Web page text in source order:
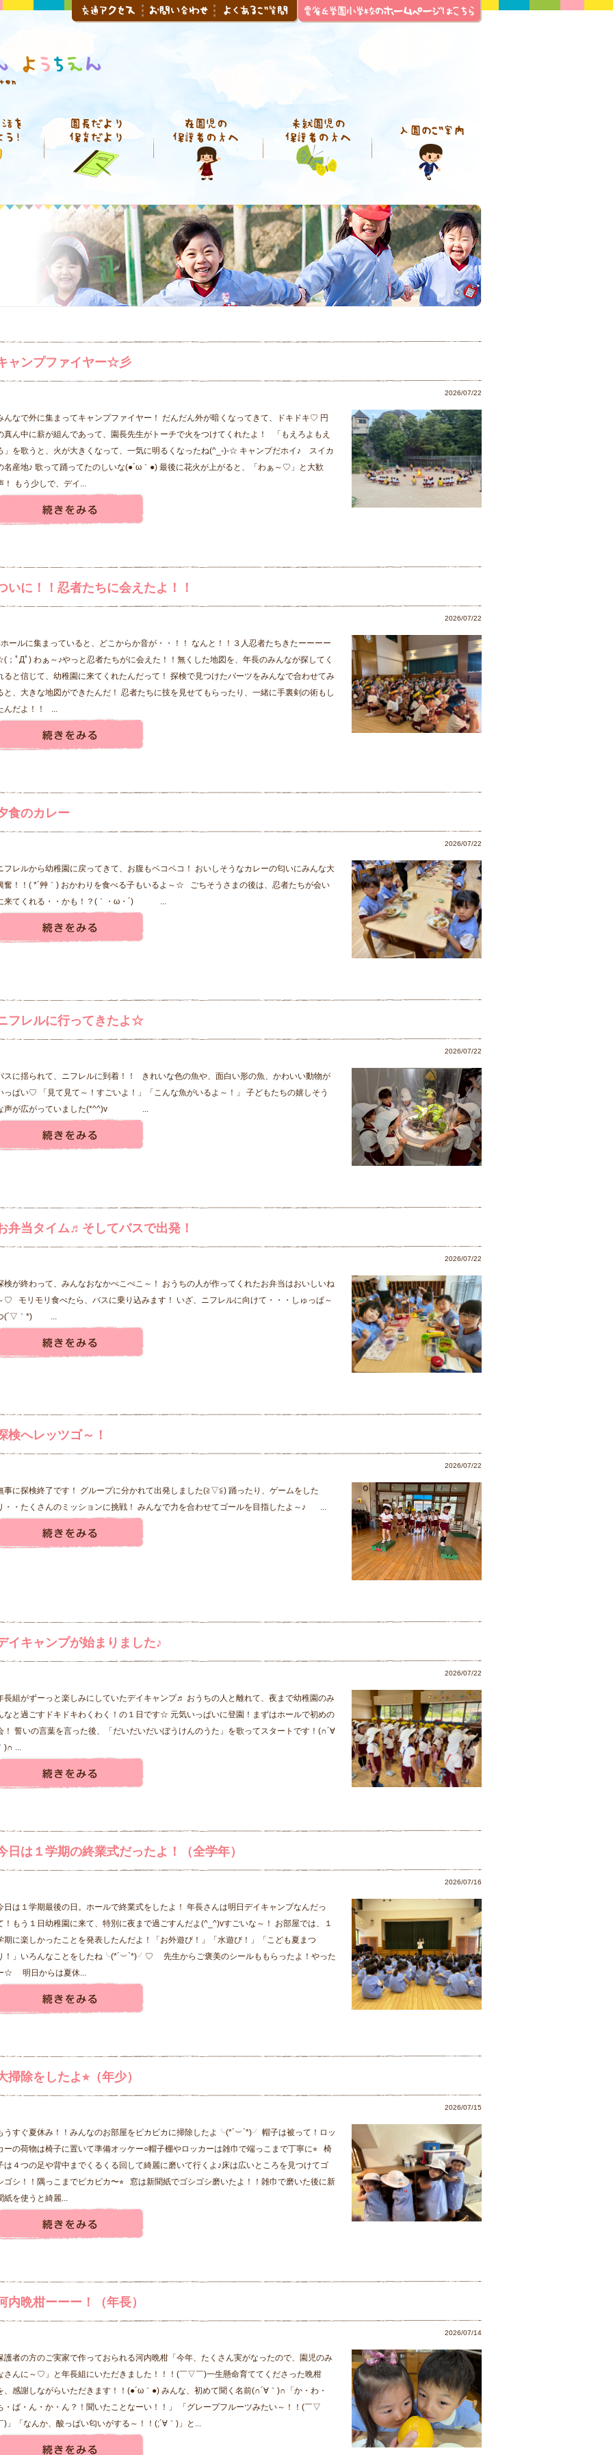
ャンプファイヤー☆彡
2026/07/22
んなで外に集まってキャンプファイヤー！ だんだん外が暗くなってきて、ドキドキ♡ 円
真ん中に薪が組んであって、園長先生がトーチで火をつけてくれたよ！ 「もえろよもえ
」を歌うと、火が大きくなって、一気に明るくなったね(^_-)-☆ キャンプだホイ♪ スイカ
名産地♪ 歌って踊ってたのしいな(●´ω｀●) 最後に花火が上がると、「わぁ～♡」と大歓
！ もう少しで、デイ...
いに！！忍者たちに会えたよ！！
2026/07/22
ールに集まっていると、どこからか音が・・！！ なんと！！３人忍者たちきたーーーー
；ﾟДﾟ) わぁ～♪やっと忍者たちがに会えた！！無くした地図を、年長のみんなが探してく
ると信じて、幼稚園に来てくれたんだって！ 探検で見つけたパーツをみんなで合わせてみ
と、大きな地図ができたんだ！ 忍者たちに技を見せてもらったり、一緒に手裏剣の術もし
んだよ！！ ...
食のカレー
2026/07/22
フレルから幼稚園に戻ってきて、お腹もペコペコ！ おいしそうなカレーの匂いにみんな大
奮！！( *´艸｀) おかわりを食べる子もいるよ～☆ ごちそうさまの後は、忍者たちが会い
来てくれる・・かも！？(｀・ω・´) ...
フレルに行ってきたよ☆
2026/07/22
スに揺られて、ニフレルに到着！！ きれいな色の魚や、面白い形の魚、かわいい動物が
っぱい♡ 「見て見て～！すごいよ！」「こんな魚がいるよ～！」 子どもたちの嬉しそう
声が広がっていました(*^^)v ...
弁当タイム♬そしてバスで出発！
2026/07/22
検が終わって、みんなおなかぺこぺこ～！ おうちの人が作ってくれたお弁当はおいしいね
♡ モリモリ食べたら、バスに乗り込みます！ いざ、ニフレルに向けて・・・しゅっぱ～
(´▽｀*) ...
検へレッツゴ～！
2026/07/22
事に探検終了です！ グループに分かれて出発しました(≧▽≦) 踊ったり、ゲームをした
・・たくさんのミッションに挑戦！ みんなで力を合わせてゴールを目指したよ～♪ ...
イキャンプが始まりました♪
2026/07/22
長組がずーっと楽しみにしていたデイキャンプ♬ おうちの人と離れて、夜まで幼稚園のみ
なと過ごすドキドキわくわく！の１日です☆ 元気いっぱいに登園！まずはホールで初めの
！ 誓いの言葉を言った後、「だいだいだいぼうけんのうた」を歌ってスタートです！(∩´∀
)∩ ...
日は１学期の終業式だったよ！（全学年）
2026/07/16
日は１学期最後の日。ホールで終業式をしたよ！ 年長さんは明日デイキャンプなんだっ
！もう１日幼稚園に来て、特別に夜まで過ごすんだよ(^_^)vすごいな～！ お部屋では、１
期に楽しかったことを発表したんだよ！「お外遊び！」「水遊び！」「こども夏まつ
！」いろんなことをしたね╰(*´︶`*)╯♡ 先生からご褒美のシールももらったよ！やった
☆ 明日からは夏休...
掃除をしたよ⭐︎（年少）
2026/07/15
うすぐ夏休み！！みんなのお部屋をピカピカに掃除したよ╰(*´︶`*)╯ 帽子は被って！ロッ
ーの荷物は椅子に置いて準備オッケー○帽子棚やロッカーは雑巾で端っこまで丁寧に⭐︎ 椅
は４つの足や背中までくるくる回して綺麗に磨いて行くよ♪床は広いところを見つけてゴ
ゴシ！！隅っこまでピカピカ〜⭐︎ 窓は新聞紙でゴシゴシ磨いたよ！！雑巾で磨いた後に新
紙を使うと綺麗...
内晩柑ーーー！（年長）
2026/07/14
護者の方のご実家で作っておられる河内晩柑「今年、たくさん実がなったので、園児のみ
さんに～♡」と年長組にいただきました！！！(￣▽￣)一生懸命育ててくださった晩柑
、感謝しながらいただきます！！(●´ω｀●) みんな、初めて聞く名前(∩´∀｀)∩「か・わ・
・ば・ん・か・ん？！聞いたことなーい！！」 「グレープフルーツみたい～！！(￣▽
)」「なんか、酸っぱい匂いがする～！！(;´∀｀)」と...